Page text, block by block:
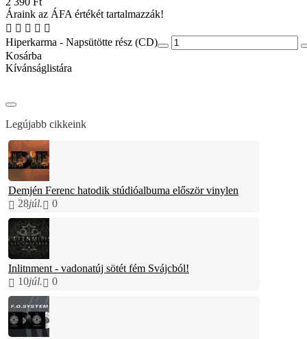
Áraink az ÁFA értékét tartalmazzák!
Hiperkarma - Napsütötte rész (CD)
Kosárba
Kívánságlistára
Legújabb cikkeink
Demjén Ferenc hatodik stúdióalbuma először vinylen
28júl. 0
Inlitnment - vadonatúj sötét fém Svájcból!
10júl. 0